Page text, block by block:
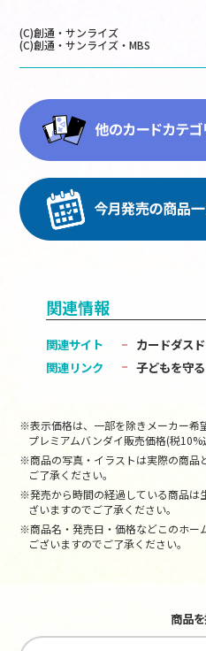
(C)創通・サンライズ
(C)創通・サンライズ・MBS
関連情報
関連サイト
カードダス
関連リンク
子どもを守
※表示価格は、一部を除きメーカー希
プレミアムバンダイ販売価格(税10%
※商品の写真・イラストは実際の商品
ご了承ください。
※発売から時間の経過している商品は
ざいますのでご了承ください。
※商品名・発売日・価格などこのホー
ございますのでご了承ください。
商品